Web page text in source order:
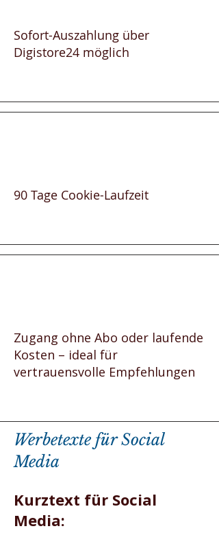
Sofort-Auszahlung über
Digistore24 möglich
90 Tage Cookie-Laufzeit
Zugang ohne Abo oder laufende
Kosten – ideal für
vertrauensvolle Empfehlungen
Werbetexte für Social
Media
Kurztext für Social
Media: